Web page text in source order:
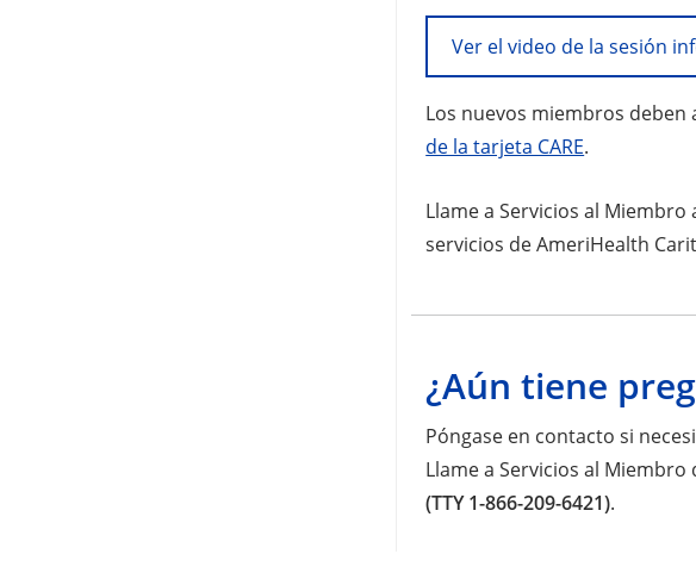
Ver el video de la sesión
Los nuevos miembros deben
de la tarjeta CARE.
Llame a Servicios al Miembro
servicios de AmeriHealth
¿Aún tiene
Póngase en contacto si
Llame a Servicios al
(TTY 1-866-209-6421).